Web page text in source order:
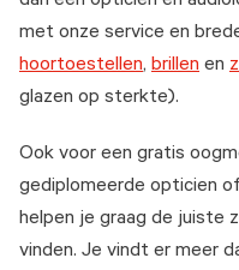
met onze service en
hoortoestellen, brillen en
glazen op sterkte).
Ook voor een gratis
gediplomeerde opticien
helpen je graag de juiste
vinden. Je vindt er meer